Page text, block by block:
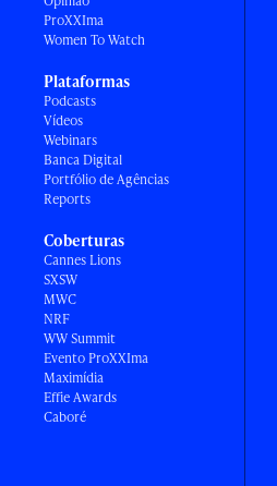
ProXXIma
Women To Watch
Plataformas
Podcasts
Vídeos
Webinars
Banca Digital
Portfólio de Agências
Reports
Coberturas
Cannes Lions
SXSW
MWC
NRF
WW Summit
Evento ProXXIma
Maximídia
Effie Awards
Caboré